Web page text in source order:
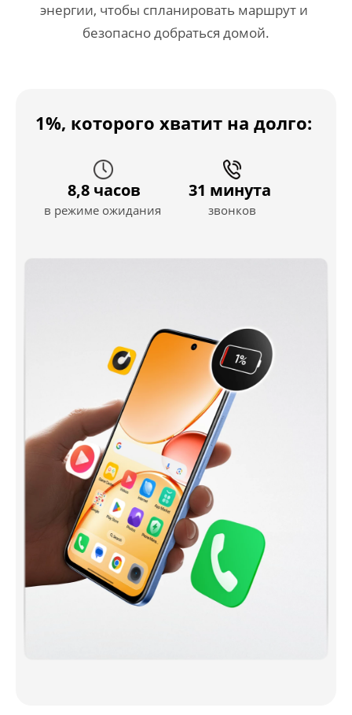
звонков
31 минута
в режиме ожидания
8,8 часов
1%, которого хватит на долго:
энергии, чтобы спланировать маршрут и
безопасно добраться домой.